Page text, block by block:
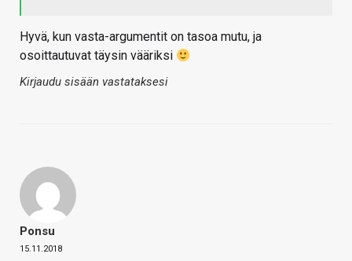
Hyvä, kun vasta-argumentit on tasoa mutu, ja
osoittautuvat täysin vääriksi
Kirjaudu sisään vastataksesi
Ponsu
15.11.2018